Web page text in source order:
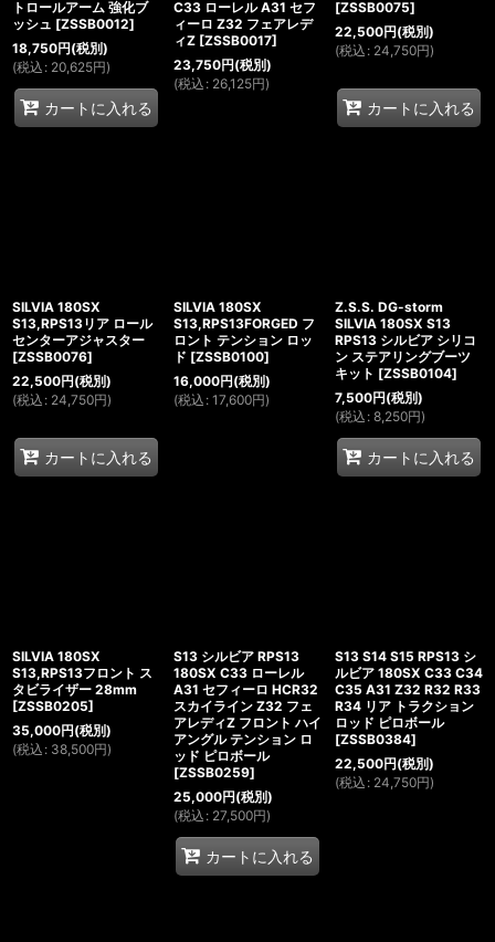
トロールアーム 強化ブ
ッシュ [ZSSB0012]
18,750円(税別)
(税込 : 20,625円)
カートに入れる
C33 ローレル A31 セフ
ィーロ Z32 フェアレデ
ィZ [ZSSB0017]
23,750円(税別)
(税込 : 26,125円)
[ZSSB0075]
22,500円(税別)
(税込 : 24,750円)
カートに入れる
SILVIA 180SX
S13,RPS13リア ロール
センターアジャスター
[ZSSB0076]
22,500円(税別)
(税込 : 24,750円)
カートに入れる
SILVIA 180SX
S13,RPS13FORGED フ
ロント テンション ロッ
ド [ZSSB0100]
16,000円(税別)
(税込 : 17,600円)
Z.S.S. DG-storm
SILVIA 180SX S13
RPS13 シルビア シリコ
ン ステアリングブーツ
キット [ZSSB0104]
7,500円(税別)
(税込 : 8,250円)
カートに入れる
SILVIA 180SX
S13,RPS13フロント ス
タビライザー 28mm
[ZSSB0205]
35,000円(税別)
(税込 : 38,500円)
S13 シルビア RPS13
180SX C33 ローレル
A31 セフィーロ HCR32
スカイライン Z32 フェ
アレディZ フロント ハイ
アングル テンション ロ
ッド ピロボール
[ZSSB0259]
25,000円(税別)
(税込 : 27,500円)
カートに入れる
S13 S14 S15 RPS13 シ
ルビア 180SX C33 C34
C35 A31 Z32 R32 R33
R34 リア トラクション
ロッド ピロボール
[ZSSB0384]
22,500円(税別)
(税込 : 24,750円)